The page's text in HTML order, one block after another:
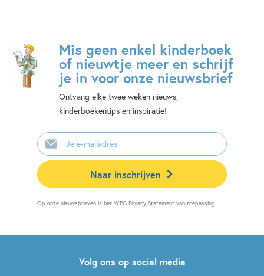
Mis geen enkel kinderboek
of nieuwtje meer en schrijf
je in voor onze nieuwsbrief
Ontvang elke twee weken nieuws,
kinderboekentips en inspiratie!
E-
mailadres
Naar inschrijven
Op onze nieuwsbrieven is hetWPG Privacy Statement van toepassing.
Volg ons op social media